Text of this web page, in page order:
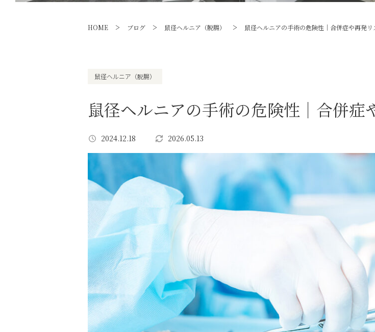
HOME > ブログ > 鼠径ヘルニア（脱腸） > 鼠径ヘルニアの手術の危険性｜合併症や再発リ
鼠径ヘルニア（脱腸）
鼠径ヘルニアの手術の危険性｜合併症
2024.12.18 2026.05.13